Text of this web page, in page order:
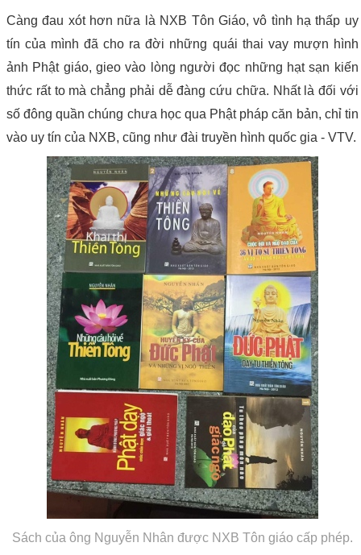
Càng đau xót hơn nữa là NXB Tôn Giáo, vô tình hạ thấp uy
tín của mình đã cho ra đời những quái thai vay mượn hình
ảnh Phật giáo, gieo vào lòng người đọc những hạt sạn kiến
thức rất to mà chẳng phải dễ đàng cứu chữa. Nhất là đối với
số đông quần chúng chưa học qua Phật pháp căn bản, chỉ tin
vào uy tín của NXB, cũng như đài truyền hình quốc gia - VTV.
Sách của ông Nguyễn Nhân được NXB Tôn giáo cấp phép.